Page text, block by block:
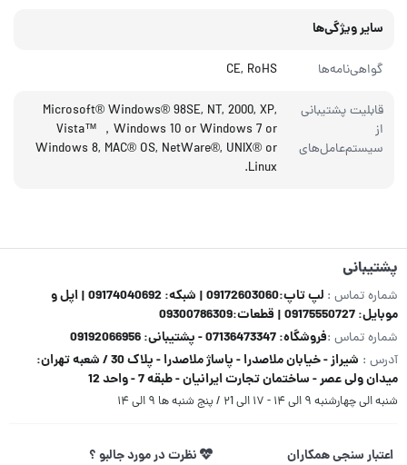
سایر ویژگی‌ها
گواهی‌نامه‌ها CE, RoHS
قابلیت پشتیبانی
از
سیستم‌عامل‌های
Microsoft® Windows® 98SE, NT, 2000, XP,
Vista™ ，Windows 10 or Windows 7 or
Windows 8, MAC® OS, NetWare®, UNIX® or
Linux.
پشتیبانی
شماره تماس :
لپ تاپ:09172603060 | شبکه: 09174040692 | اپل و
موبایل: 09175550727 | قطعات:09300786309
شماره تماس :فروشگاه: 07136473347 - پشتیبانی: 09192066956
آدرس :
شیراز - خیابان ملاصدرا - پاساژ ملاصدرا - پلاک 30 / شعبه تهران:
میدان ولی عصر - ساختمان تجارت ایرانیان - طبقه 7 - واحد 12
شنبه الی چهارشنبه ۹ الی ۱۴ - ۱۷ الی ۲1 / پنج شنبه ها ۹ الی ۱۴
اعتبار سنجی همکاران نظرت در مورد جالبو ؟